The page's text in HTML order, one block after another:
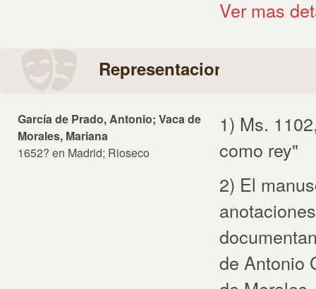
Ver mas
Representaciones
García de Prado, Antonio; Vaca de
Morales, Mariana
1652? en Madrid; Rioseco
1) Ms.
como rey"
2) El
de Antonio